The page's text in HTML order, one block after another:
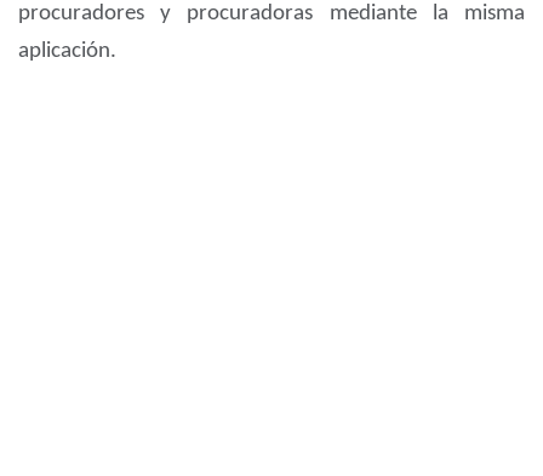
procuradores y procuradoras mediante la misma
aplicación.